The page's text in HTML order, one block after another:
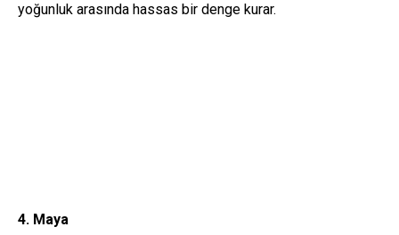
yoğunluk arasında hassas bir denge kurar.
4. Maya